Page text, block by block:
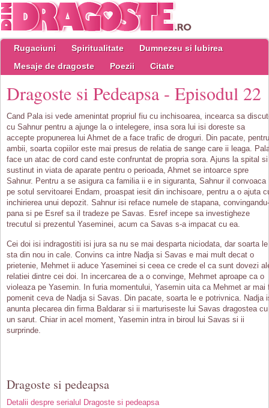
Rugaciuni Spiritualitate
Dumnezeu si Iubirea
Mesaje de dragoste
Poezii Citate
Dragoste si Pedeapsa - Episodul 22
Cand Pala isi vede amenintat propriul fiu cu inchisoarea, incearca sa
cu Sahnur pentru a ajunge la o intelegere, insa sora lui isi doreste sa
accepte propunerea lui Ahmet de a face trafic de droguri. Din pacate, pentru
ambii, soarta copiilor este mai presus de relatia de sange care ii leaga.
face un atac de cord cand este confruntat de propria sora. Ajuns la spital si
sustinut in viata de aparate pentru o perioada, Ahmet se intoarce spre
Sahnur. Pentru a se asigura ca familia ii e in siguranta, Sahnur il convoaca
pe sotul servitoarei Endam, proaspat iesit din inchisoare, pentru a o ajuta
inchirierea unui depozit. Sahnur isi reface numele de stapana,
pana si pe Esref sa il tradeze pe Savas. Esref incepe sa investigheze
trecutul si prezentul Yaseminei, acum ca Savas s-a impacat cu ea.
Cei doi isi indragostiti isi jura sa nu se mai desparta niciodata, dar soarta le
sta din nou in cale. Convins ca intre Nadja si Savas e mai mult decat o
prietenie, Mehmet ii aduce Yaseminei si ceea ce crede el ca sunt dovezi
relatiei dintre cei doi. In incercarea de a o convinge, Mehmet aproape ca o
violeaza pe Yasemin. In furia momentului, Yasemin uita ca Mehmet ar mai
pomenit ceva de Nadja si Savas. Din pacate, soarta le e potrivnica. Nadja
anunta plecarea din firma Baldarar si ii marturiseste lui Savas dragostea cu
un sarut. Chiar in acel moment, Yasemin intra in biroul lui Savas si ii
surprinde.
Dragoste si pedeapsa
Detalii despre serialul Dragoste si pedeapsa